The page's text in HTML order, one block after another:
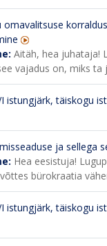
omavalitsuse
Aitäh, hea juhataja!
vajadus on, miks ta
istungjärk, täiskogu
ja sellega
Hea eesistuja!
bürokraatia
istungjärk, täiskogu